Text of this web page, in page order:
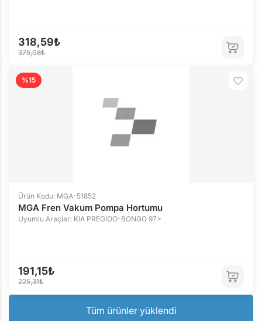
318,59₺
375,08₺
%15
Ürün Kodu: MGA-51852
MGA Fren Vakum Pompa Hortumu
Uyumlu Araçlar: KIA PREGIOO-BONGO 97>
191,15₺
225,31₺
Tüm ürünler yüklendi